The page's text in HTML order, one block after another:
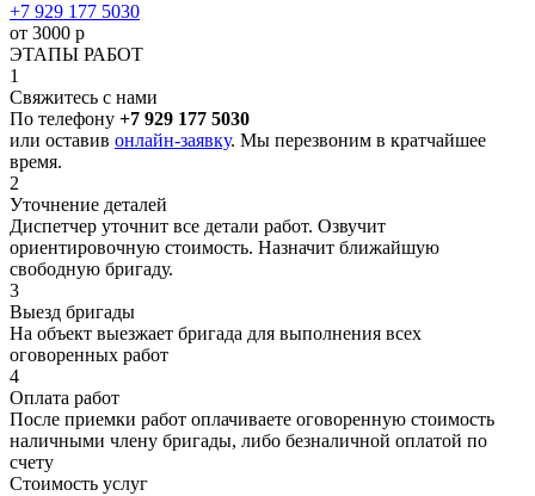
+7 929 177 5030
от 3000 р
ЭТАПЫ РАБОТ
1
Свяжитесь с нами
По телефону +7 929 177 5030
или оставив онлайн-заявку. Мы перезвоним в кратчайшее
время.
2
Уточнение деталей
Диспетчер уточнит все детали работ. Озвучит
ориентировочную стоимость. Назначит ближайшую
свободную бригаду.
3
Выезд бригады
На объект выезжает бригада для выполнения всех
оговоренных работ
4
Оплата работ
После приемки работ оплачиваете оговоренную стоимость
наличными члену бригады, либо безналичной оплатой по
счету
Стоимость услуг